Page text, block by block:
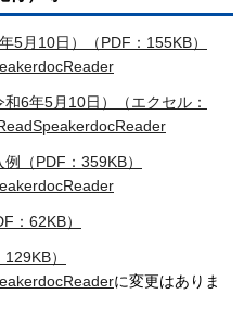
5月10日）（PDF：155KB）
6年5月10日）（エクセル：
（PDF：359KB）
：62KB）
）
に変更はありま